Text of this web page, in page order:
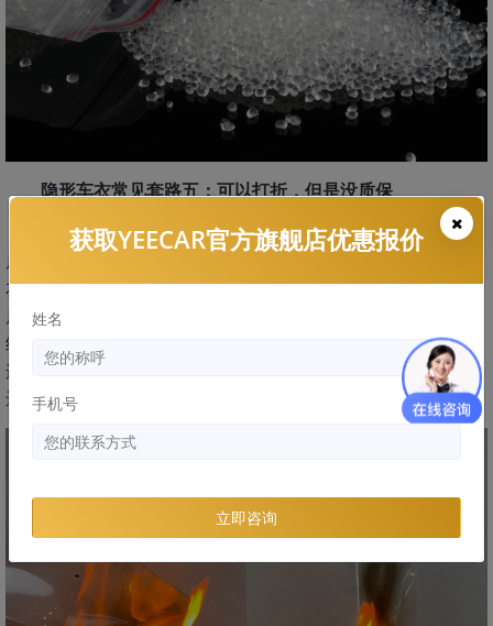
隐形车衣常见套路五：可以打折，但是没质保
一些商家在销售品牌车衣时，经常会告诉大家，如果不要
质保，可以打7折甚至更多，但是保证是该品牌车衣。很多朋
友认为，只要是相同品牌车衣，价格越低越好，而且对于官方
质保并不在意，认为只要有贴膜店保证就可以了。殊不知这已
经落到了商家的套路上，质保就是一个车衣的“身份证”，如果
连身份证都不要了，那以后这个车衣出现了问题，你觉得商家
还会认吗？
获取YEECAR官方旗舰店优惠报价
姓名
手机号
立即咨询